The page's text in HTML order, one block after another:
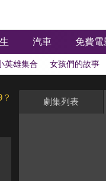
汽車 免費電
英雄集合 女孩們的故事
劇集列表